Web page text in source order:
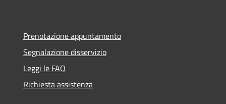
Prenotazione appuntamento
Segnalazione disservizio
Leggi le FAQ
Richiesta assistenza